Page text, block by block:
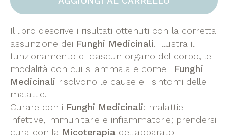
Il libro descrive i risultati ottenuti con la corretta
assunzione dei Funghi Medicinali. Illustra il
funzionamento di ciascun organo del corpo, le
modalità con cui si ammala e come i Funghi
Medicinali risolvono le cause e i sintomi delle
malattie.
Curare con i Funghi Medicinali: malattie
infettive, immunitarie e infiammatorie; prendersi
cura con la Micoterapia dell'apparato